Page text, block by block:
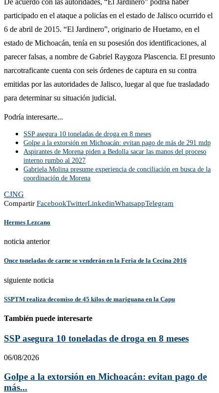
participado en el ataque a policías en el estado de Jalisco ocurrido el
6 de abril de 2015. “El Jardinero”, originario de Huetamo, en el
estado de Michoacán, tenía en su posesión dos identificaciones, al
parecer falsas, a nombre de Gabriel Raygoza Plascencia. El presunto
narcotraficante cuenta con seis órdenes de captura en su contra
emitidas por las autoridades de Jalisco, luegar al que fue trasladado
para determinar su situación judicial.
Podría interesarte...
SSP asegura 10 toneladas de droga en 8 meses
Golpe a la extorsión en Michoacán: evitan pago de más de 291 mdp
Aspirantes de Morena piden a Bedolla sacar las manos del proceso
interno rumbo al 2027
Gabriela Molina presume experiencia de conciliación en busca de la
coordinación de Morena
CJNG
Compartir FacebookTwitterLinkedinWhatsappTelegram
Hermes Lezcano
noticia anterior
Once toneladas de carne se venderán en la Feria de la Cecina 2016
siguiente noticia
SSPTM realiza decomiso de 45 kilos de mariguana en la Capu
También puede interesarte
SSP asegura 10 toneladas de droga en 8 meses
06/08/2026
Golpe a la extorsión en Michoacán: evitan pago de
más...